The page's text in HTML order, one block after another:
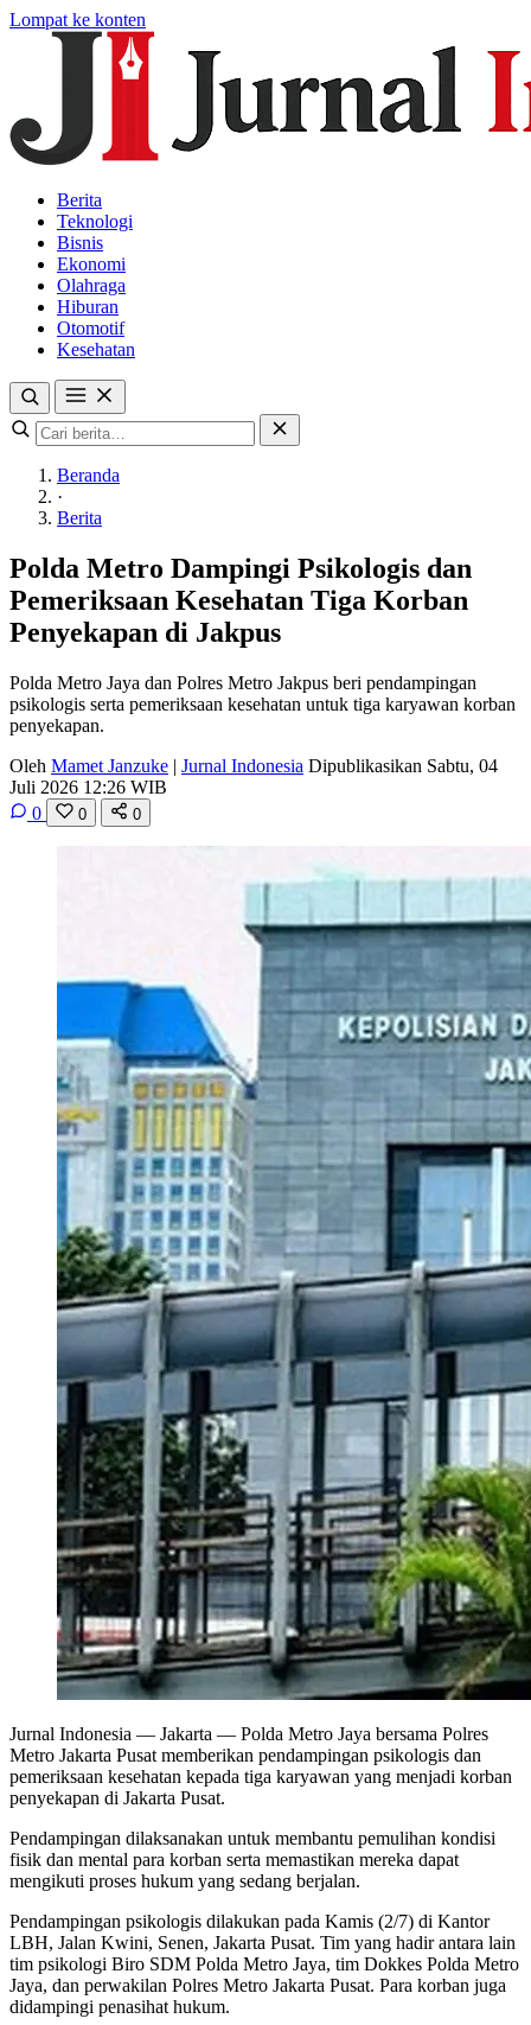
Lompat ke konten
Berita
Teknologi
Bisnis
Ekonomi
Olahraga
Hiburan
Otomotif
Kesehatan
Beranda
·
Berita
Polda Metro Dampingi Psikologis dan
Pemeriksaan Kesehatan Tiga Korban
Penyekapan di Jakpus
Polda Metro Jaya dan Polres Metro Jakpus beri pendampingan
psikologis serta pemeriksaan kesehatan untuk tiga karyawan korban
penyekapan.
Oleh Mamet Janzuke | Jurnal Indonesia Dipublikasikan Sabtu, 04
Juli 2026 12:26 WIB
0
0 0
Jurnal Indonesia — Jakarta — Polda Metro Jaya bersama Polres
Metro Jakarta Pusat memberikan pendampingan psikologis dan
pemeriksaan kesehatan kepada tiga karyawan yang menjadi korban
penyekapan di Jakarta Pusat.
Pendampingan dilaksanakan untuk membantu pemulihan kondisi
fisik dan mental para korban serta memastikan mereka dapat
mengikuti proses hukum yang sedang berjalan.
Pendampingan psikologis dilakukan pada Kamis (2/7) di Kantor
LBH, Jalan Kwini, Senen, Jakarta Pusat. Tim yang hadir antara lain
tim psikologi Biro SDM Polda Metro Jaya, tim Dokkes Polda Metro
Jaya, dan perwakilan Polres Metro Jakarta Pusat. Para korban juga
didampingi penasihat hukum.